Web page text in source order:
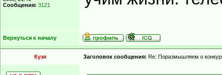
Сообщения: 3121
Вернуться к началу
Кузя Заголовок сообщения: Re: Поразмышляем о